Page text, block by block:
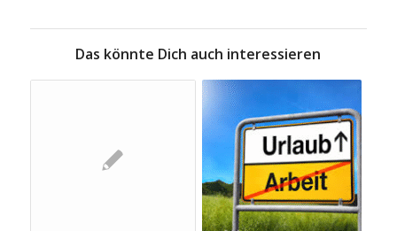
Das könnte Dich auch interessieren